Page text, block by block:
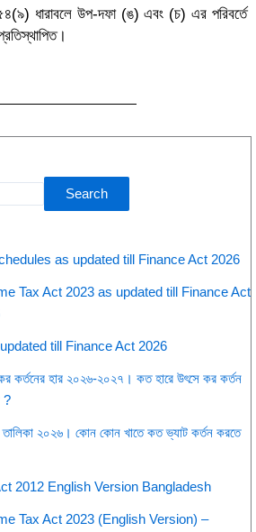
ধারাবলে উপ-দফা (ঙ) এবং (চ) এর পরিবর্তে
Search
as updated till Finance Act 2026
Tax Act 2023 as updated till Finance Act
till Finance Act 2026
কর্তনের হার ২০২৬-২০২৭। কত হারে উৎসে কর কর্তন
?
তালিকা ২০২৬। কোন কোন খাতে কত ভ্যাট কর্তন করতে
2012 English Version Bangladesh
Tax Act 2023 (English Version) –